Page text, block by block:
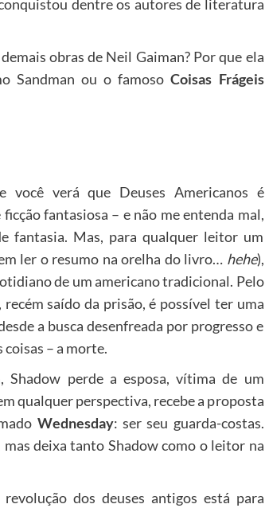
dentre os autores de literatura
obras de Neil Gaiman? Por que ela
Sandman ou o famosoCoisas Frágeis
você verá que Deuses Americanos é
fantasiosa – e não me entenda mal,
fantasia. Mas, para qualquer leitor um
ler o resumo na orelha do livro… hehe),
de um americano tradicional. Pelo
, recém saído da prisão, é possível ter uma
a busca desenfreada por progresso e
– a morte.
perde a esposa, vítima de um
qualquer perspectiva, recebe a proposta
Wednesday: ser seu guarda-costas.
deixa tanto Shadow como o leitor na
dos deuses antigos está para